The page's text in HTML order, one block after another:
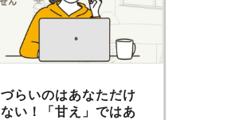
らいのはあなただけ
ない！「甘え」ではあ